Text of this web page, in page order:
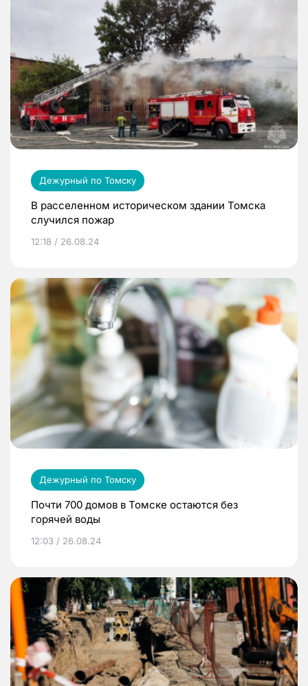
Дежурный по Томску
В расселенном историческом здании Томска
случился пожар
12:18 / 26.08.24
Дежурный по Томску
Почти 700 домов в Томске остаются без
горячей воды
12:03 / 26.08.24